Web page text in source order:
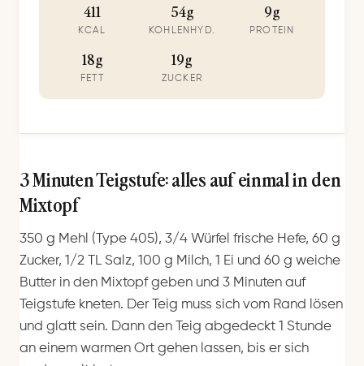
411
KCAL
54g
KOHLENHYD.
9g
PROTEIN
18g
FETT
19g
ZUCKER
3 Minuten Teigstufe: alles auf einmal in den
Mixtopf
350 g Mehl (Type 405), 3/4 Würfel frische Hefe, 60 g
Zucker, 1/2 TL Salz, 100 g Milch, 1 Ei und 60 g weiche
Butter in den Mixtopf geben und 3 Minuten auf
Teigstufe kneten. Der Teig muss sich vom Rand lösen
und glatt sein. Dann den Teig abgedeckt 1 Stunde
an einem warmen Ort gehen lassen, bis er sich